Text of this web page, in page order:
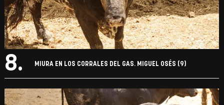
8. MIURA EN LOS CORRALES DEL GAS. MIGUEL OSÉS (9)